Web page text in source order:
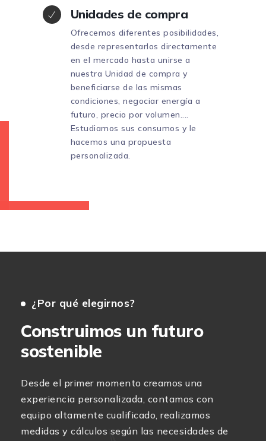
Unidades de compra
Ofrecemos diferentes posibilidades,
desde representarlos directamente
en el mercado hasta unirse a
nuestra Unidad de compra y
beneficiarse de las mismas
condiciones, negociar energía a
futuro, precio por volumen....
Estudiamos sus consumos y le
hacemos una propuesta
personalizada.
¿Por qué elegirnos?
Construimos un futuro
sostenible
Desde el primer momento creamos una
experiencia personalizada, contamos con
equipo altamente cualificado, realizamos
medidas y cálculos según las necesidades de